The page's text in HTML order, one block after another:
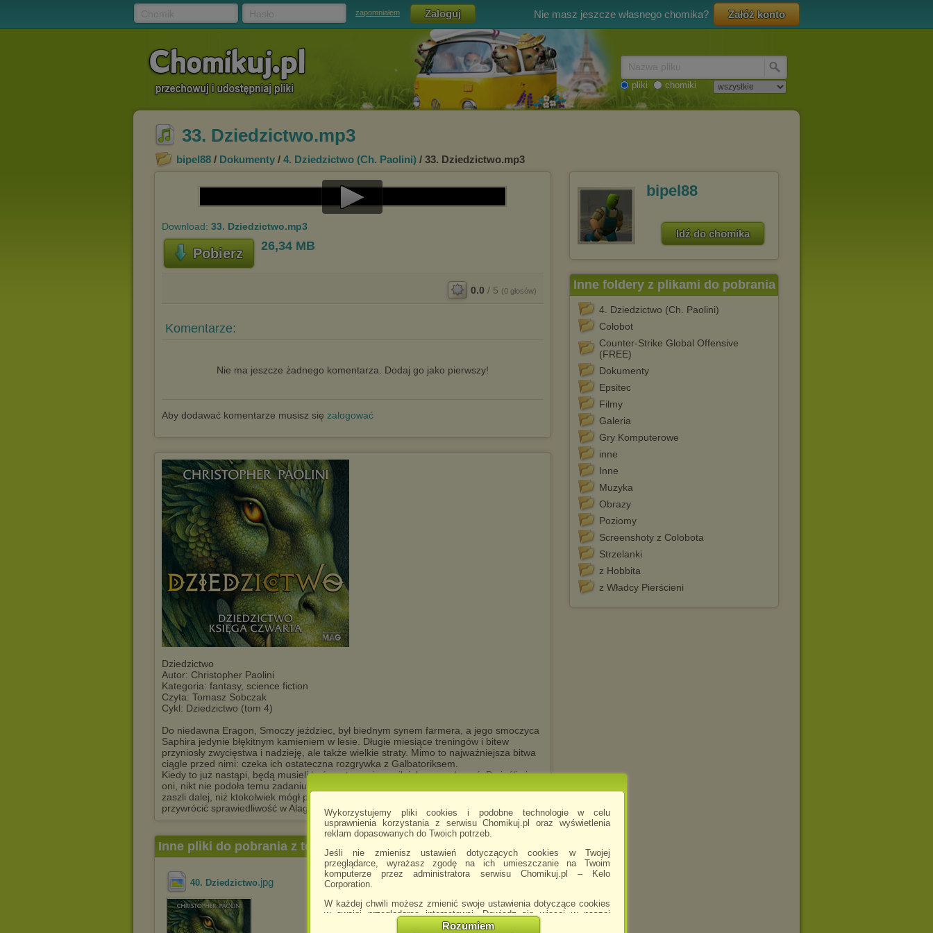
Wykorzystujemy pliki cookies i podobne technologie w celu
usprawnienia korzystania z serwisu Chomikuj.pl oraz wyświetlenia
reklam dopasowanych do Twoich potrzeb.
Jeśli nie zmienisz ustawień dotyczących cookies w Twojej
przeglądarce, wyrażasz zgodę na ich umieszczanie na Twoim
komputerze przez administratora serwisu Chomikuj.pl – Kelo
Corporation.
W każdej chwili możesz zmienić swoje ustawienia dotyczące cookies
w swojej przeglądarce internetowej. Dowiedz się więcej w naszej
http://chomikuj.pl/PolitykaPrywatnosci.aspx
Rozumiem
zapomniałem Nie masz jeszcze własnego chomika? Załóż konto
pliki chomiki
33. Dziedzictwo.mp3
bipel88 / Dokumenty / 4. Dziedzictwo (Ch. Paolini) / 33. Dziedzictwo.mp3
Play
Download: 33. Dziedzictwo.mp3
Pobierz 26,34 MB
0.0 / 5 (0 głosów)
Komentarze:
Nie ma jeszcze żadnego komentarza. Dodaj go jako pierwszy!
Aby dodawać komentarze musisz się zalogować
bipel88
Idź do chomika
Inne foldery z plikami do pobrania
4. Dziedzictwo (Ch. Paolini)
Colobot
Counter-Strike Global Offensive
(FREE)
Dokumenty
Epsitec
Filmy
Galeria
Gry Komputerowe
inne
Inne
Muzyka
Obrazy
Poziomy
Screenshoty z Colobota
Strzelanki
z Hobbita
z Władcy Pierścieni
Dziedzictwo
Autor: Christopher Paolini
Kategoria: fantasy, science fiction
Czyta: Tomasz Sobczak
Cykl: Dziedzictwo (tom 4)
Do niedawna Eragon, Smoczy jeździec, był biednym synem farmera, a jego smoczyca
Saphira jedynie błękitnym kamieniem w lesie. Długie miesiące treningów i bitew
przyniosły zwycięstwa i nadzieję, ale także wielkie straty. Mimo to najważniejsza bitwa
ciągle przed nimi: czeka ich ostateczna rozgrywka z Galbatoriksem.
Kiedy to już nastąpi, będą musieli być wystarczająco silni, by go pokonać. Bo jeśli nie
oni, nikt nie podoła temu zadaniu. Nie będzie też drugiej szansy.Smok i jego jeździec
zaszli dalej, niż ktokolwiek mógł przypuszczać, ale czy uda się im obalić złego króla i
przywrócić sprawiedliwość w Alagaësii. I jeśli nawet, to za jaką cenę?
Inne pliki do pobrania z tego chomika
40. Dziedzictwo.jpg